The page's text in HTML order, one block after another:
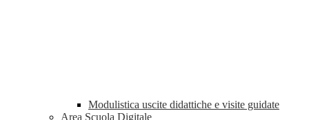
Modulistica uscite didattiche e visite guidate
Area Scuola Digitale